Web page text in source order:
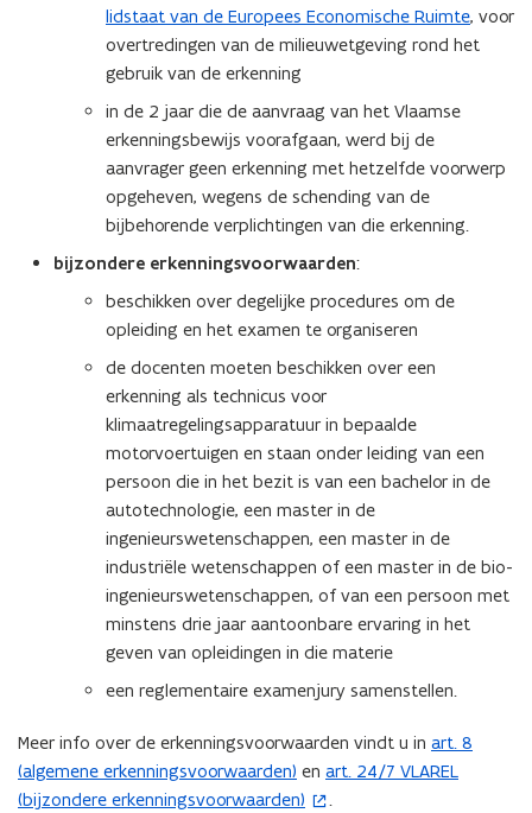
e
lidstaat van de Europees Economische Ruimte, voor
overtredingen van de milieuwetgeving rond het
gebruik van de erkenning
in de 2 jaar die de aanvraag van het Vlaamse
erkenningsbewijs voorafgaan, werd bij de
aanvrager geen erkenning met hetzelfde voorwerp
opgeheven, wegens de schending van de
bijbehorende verplichtingen van die erkenning.
bijzondere erkenningsvoorwaarden:
beschikken over degelijke procedures om de
opleiding en het examen te organiseren
de docenten moeten beschikken over een
erkenning als technicus voor
klimaatregelingsapparatuur in bepaalde
motorvoertuigen en staan onder leiding van een
persoon die in het bezit is van een bachelor in de
autotechnologie, een master in de
ingenieurswetenschappen, een master in de
industriële wetenschappen of een master in de bio-
ingenieurswetenschappen, of van een persoon met
minstens drie jaar aantoonbare ervaring in het
geven van opleidingen in die materie
een reglementaire examenjury samenstellen.
Meer info over de erkenningsvoorwaarden vindt u in art. 8
(algemene erkenningsvoorwaarden) en art. 24/7 VLAREL
(bijzondere erkenningsvoorwaarden)
(
o.